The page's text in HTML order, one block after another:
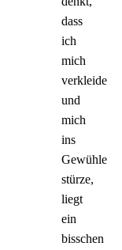
dass
ich
mich
verkleide
und
mich
ins
Gewühle
stürze,
liegt
ein
bisschen